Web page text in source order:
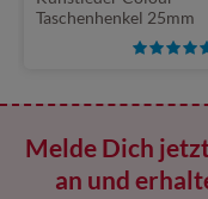
Taschenhenkel 25mm
Melde Dich
an und